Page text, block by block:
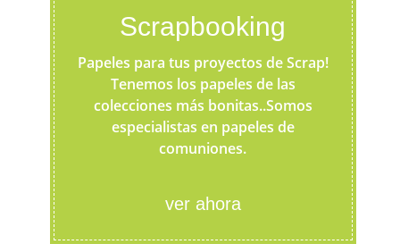
Scrapbooking
Papeles para tus proyectos de Scrap!
Tenemos los papeles de las
colecciones más bonitas..Somos
especialistas en papeles de
comuniones.
ver ahora